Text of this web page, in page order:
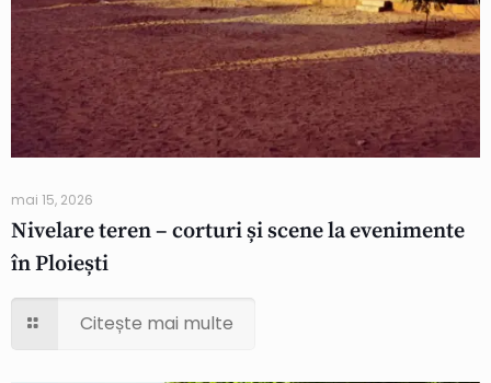
mai 15, 2026
Nivelare teren – corturi și scene la evenimente
în Ploiești
Citește mai multe